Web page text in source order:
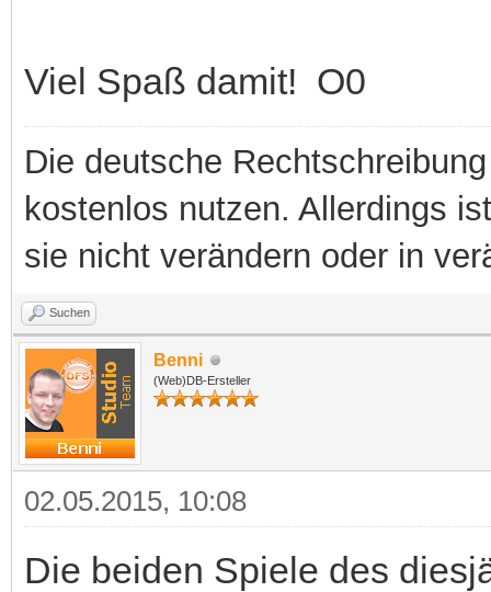
Viel Spaß damit! O0
Die deutsche
kostenlos nutzen. Allerdings
sie nicht verändern oder in
Suchen
Benni
(Web)DB-Ersteller
02.05.2015, 10:08
Die beiden Spiele des